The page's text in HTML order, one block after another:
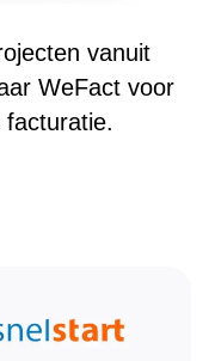
vanuit
WeFact voor
facturatie.